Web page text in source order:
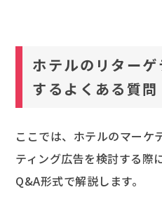
ホテルのリター
するよくある質問
ここでは、ホテルのマーケ
ティング広告を検討する際
Q&A形式で解説します。